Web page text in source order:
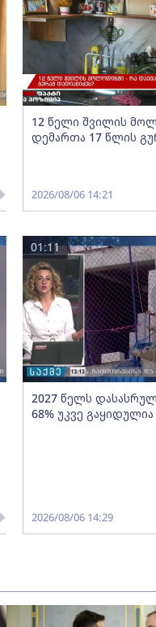
12 წელი შვილის
დემართა 17 წლის
2026/08/06 14:21
2027 წელს
68% უკვე გაყიდულია
01:11
2026/08/06 14:29